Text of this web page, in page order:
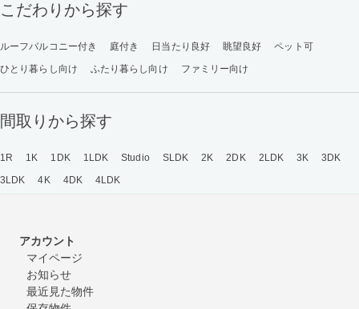
こだわりから探す
ルーフバルコニー付き 庭付き 日当たり良好 眺望良好
ペット可
ひとり暮らし向け
ふたり暮らし向け ファミリー向け
間取りから探す
1R 1K 1DK 1LDK Studio SLDK 2K 2DK 2LDK 3K
3DK
3LDK
4K 4DK 4LDK
アカウント
マイページ
お知らせ
最近見た物件